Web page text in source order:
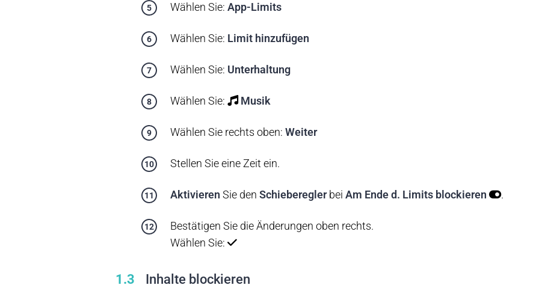
Wählen Sie: App-Limits
Wählen Sie: Limit hinzufügen
Wählen Sie: Unterhaltung
Wählen Sie: Musik
Wählen Sie rechts oben: Weiter
Stellen Sie eine Zeit ein.
Aktivieren Sie den Schiebereglerbei Am Ende d. Limits blockieren .
Bestätigen Sie die Änderungen oben rechts.
Wählen Sie:
1.3 Inhalte blockieren